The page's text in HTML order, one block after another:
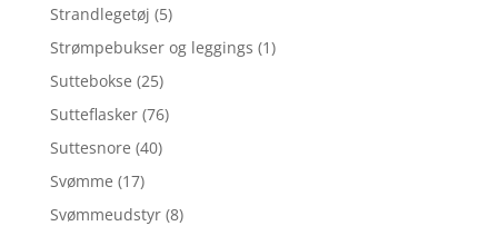
Strandlegetøj (5)
Strømpebukser og leggings (1)
Suttebokse (25)
Sutteflasker (76)
Suttesnore (40)
Svømme (17)
Svømmeudstyr (8)